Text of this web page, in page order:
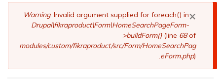
×
رسالة
الخطأ
Warning: Invalid argument supplied for foreach() in
Drupal\fikraproduct\Form\HomeSearchPageForm-
>buildForm()(line 68of
modules/custom/fikraproduct/src/Form/HomeSearchPag
eForm.php).